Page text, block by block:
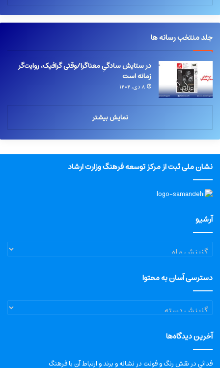
جلد منتخب رسانه ها
در ستایش سادگیِ معناگرا/وقتی گرافیک، روایت‌گر
زمانه است
۸ دی, ۱۴۰۴
نمایش بیشتر
نشان ملی ثبت از مرکز توسعه فرهنگ وزارت ارشاد
آرشیو
آرشیو
دسترسی آسان به محتوا
دسترسی
آسان
محتوا
آخرین دیدگاه‌ها
فدائیدرنقش رنگ و فونت در نشانه و برند و ارتباط آن با فرهنگ